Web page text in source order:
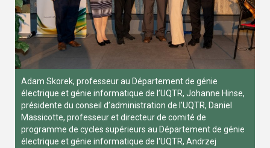
Adam Skorek, professeur au Département de génie
électrique et génie informatique de l’UQTR, Johanne Hinse,
présidente du conseil d’administration de l’UQTR, Daniel
Massicotte, professeur et directeur de comité de
programme de cycles supérieurs au Département de génie
électrique et génie informatique de l'UQTR, Andrzej